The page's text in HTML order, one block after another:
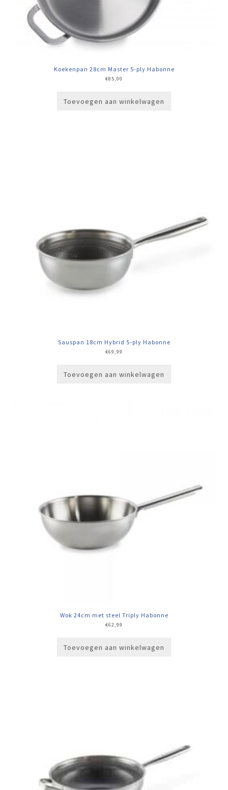
Koekenpan 28cm Master 5-ply Habonne
€85,00
Toevoegen aan winkelwagen
Sauspan 18cm Hybrid 5-ply Habonne
€69,99
Toevoegen aan winkelwagen
Wok 24cm met steel Triply Habonne
€62,99
Toevoegen aan winkelwagen